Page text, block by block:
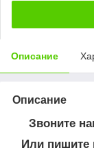
Описание
Описание
Звоните
Или пишите